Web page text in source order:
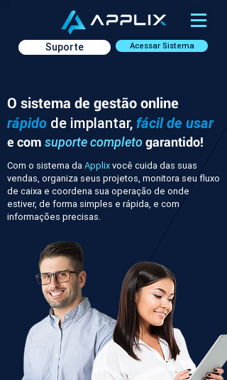
Acessar Sistema
Suporte
O sistema de gestão online
rápido de implantar, fácil de usar
e com suporte completogarantido!
Com o sistema daApplixvocê cuida das suas
vendas, organiza seus projetos, monitora seu fluxo
de caixa e coordena sua operação de onde
estiver, de forma simples e rápida, e com
informações precisas.